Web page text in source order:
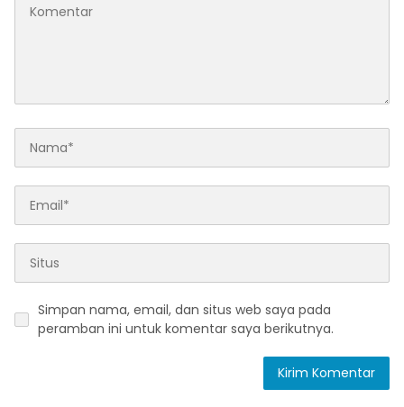
Simpan nama, email, dan situs web saya pada
peramban ini untuk komentar saya berikutnya.